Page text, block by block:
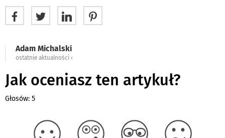
Adam Michalski
ostatnie aktualności ‹
Jak oceniasz ten artykuł?
Głosów: 5